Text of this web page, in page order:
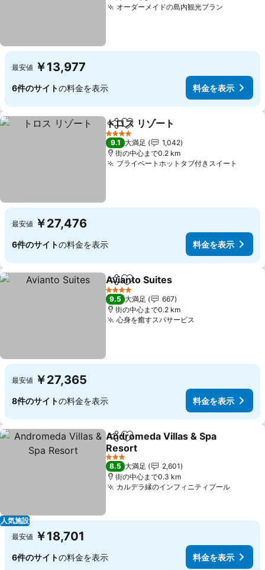
オーダーメイドの島内観光プラン
最安値 ￥13,977
6件のサイトの料金を表示 料金を表示
シェアお気に入りに追加
トロス リゾート
4 ホテルのランク
9.1 大満足
1,042
街の中心まで0.2 km
プライベートホットタブ付きスイート
最安値 ￥27,476
6件のサイトの料金を表示 料金を表示
シェアお気に入りに追加
Avianto Suites
4 ホテルのランク
9.5 大満足
667
街の中心まで0.2 km
心身を癒すスパサービス
最安値 ￥27,365
8件のサイトの料金を表示 料金を表示
人気施設
シェアお気に入りに追加
Andromeda Villas & Spa
Resort
3 ホテルのランク
8.5 大満足
2,601
街の中心まで0.3 km
カルデラ縁のインフィニティプール
最安値 ￥18,701
6件のサイトの料金を表示 料金を表示